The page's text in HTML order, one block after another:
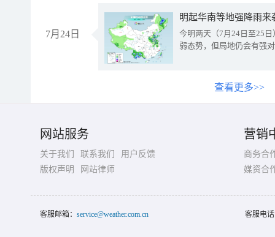
7月24日
明起华南等地强降雨
今明两天（7月24日至25
弱态势，但局地仍会有强
查看更多>>
网站服务
关于我们 联系我们
用户反馈
版权声明
网站律师
营销
商务合
媒资合
客服邮箱： service@weather.com.cn 客服电